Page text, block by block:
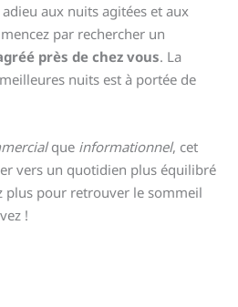
aux nuits agitées et aux
par rechercher un
près de chez vous. La
nuits est à portée de
que informationnel, cet
vers un quotidien plus équilibré
plus pour retrouver le sommeil
!